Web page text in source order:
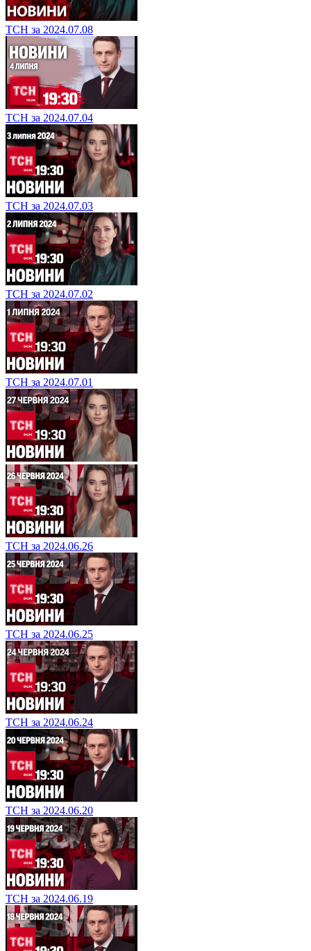
ТСН за 2024.07.08
ТСН за 2024.07.04
ТСН за 2024.07.03
ТСН за 2024.07.02
ТСН за 2024.07.01
ТСН за 2024.06.26
ТСН за 2024.06.25
ТСН за 2024.06.24
ТСН за 2024.06.20
ТСН за 2024.06.19